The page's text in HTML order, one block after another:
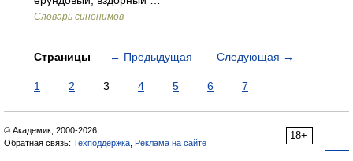
Словарь синонимов
Страницы ← Предыдущая Следующая →
1 2 3 4 5 6 7
18+
© Академик, 2000-2026
Обратная связь: Техподдержка Реклама на сайте